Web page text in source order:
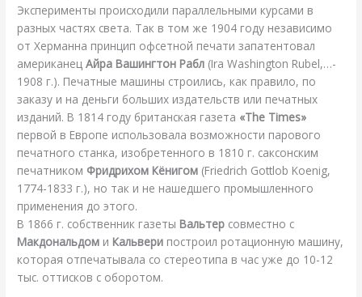
Эксперименты происходили параллельными курсами в
разных частях света. Так в том же 1904 году независимо
от Херманна принцип офсетной печати запатентовал
американецАйра Вашингтон Рабл (Ira Washington Rubel,…-
1908 г.). Печатные машины строились, как правило, по
заказу и на деньги больших издательств или печатных
изданий. В 1814 году британская газета «The Times»
первой в Европе использовала возможности парового
печатного станка, изобретенного в 1810 г. саксонским
печатником Фридрихом Кёнигом (Friedrich Gottlob Koenig,
1774-1833 г.), но так и не нашедшего промышленного
применения до этого.
В 1866 г. собственник газеты Вальтер совместно с
Макдональдом и Кальвери построил ротационную машину,
которая отпечатывала со стереотипа в час уже до 10-12
тыс. оттисков с оборотом.